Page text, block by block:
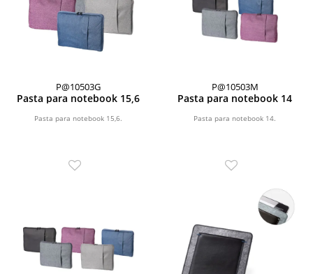
P@10503G
Pasta para notebook 15,6
Pasta para notebook 15,6.
P@10503M
Pasta para notebook 14
Pasta para notebook 14.